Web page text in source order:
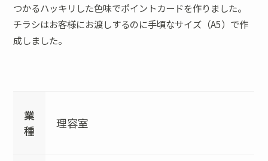
つかるハッキリした色味でポイントカードを作りました。
チラシはお客様にお渡しするのに手頃なサイズ（A5）で作
成しました。
業
種
理容室